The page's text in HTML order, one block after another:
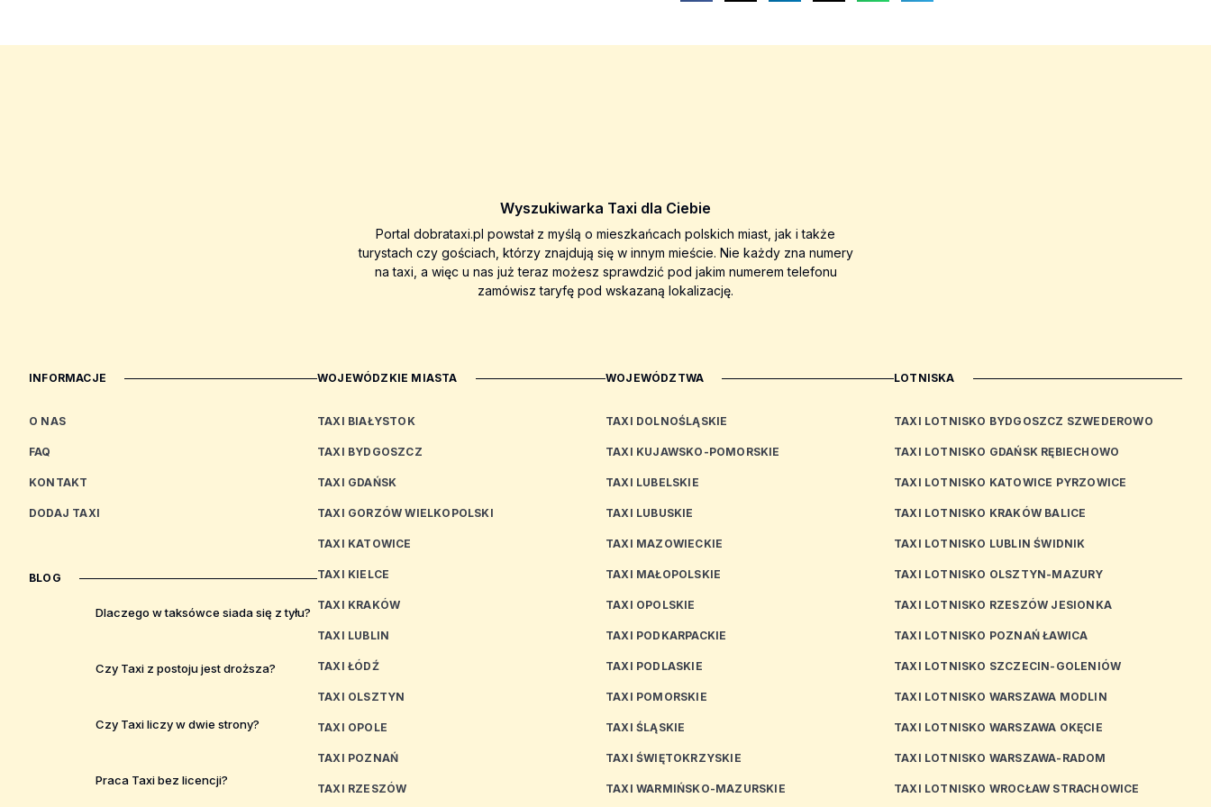
Wyszukiwarka Taxi dla Ciebie
Portal dobrataxi.pl powstał z myślą o mieszkańcach polskich miast, jak i także
turystach czy gościach, którzy znajdują się w innym mieście. Nie każdy zna numery
na taxi, a więc u nas już teraz możesz sprawdzić pod jakim numerem telefonu
zamówisz taryfę pod wskazaną lokalizację.
INFORMACJE
O NAS
FAQ
KONTAKT
DODAJ TAXI
BLOG
Dlaczego w taksówce siada się z tyłu?
Czy Taxi z postoju jest droższa?
Czy Taxi liczy w dwie strony?
Praca Taxi bez licencji?
WOJEWÓDZKIE MIASTA
TAXI BIAŁYSTOK
TAXI BYDGOSZCZ
TAXI GDAŃSK
TAXI GORZÓW WIELKOPOLSKI
TAXI KATOWICE
TAXI KIELCE
TAXI KRAKÓW
TAXI LUBLIN
TAXI ŁÓDŹ
TAXI OLSZTYN
TAXI OPOLE
TAXI POZNAŃ
TAXI RZESZÓW
WOJEWÓDZTWA
TAXI DOLNOŚLĄSKIE
TAXI KUJAWSKO-POMORSKIE
TAXI LUBELSKIE
TAXI LUBUSKIE
TAXI MAZOWIECKIE
TAXI MAŁOPOLSKIE
TAXI OPOLSKIE
TAXI PODKARPACKIE
TAXI PODLASKIE
TAXI POMORSKIE
TAXI ŚLĄSKIE
TAXI ŚWIĘTOKRZYSKIE
TAXI WARMIŃSKO-MAZURSKIE
LOTNISKA
TAXI LOTNISKO BYDGOSZCZ SZWEDEROWO
TAXI LOTNISKO GDAŃSK RĘBIECHOWO
TAXI LOTNISKO KATOWICE PYRZOWICE
TAXI LOTNISKO KRAKÓW BALICE
TAXI LOTNISKO LUBLIN ŚWIDNIK
TAXI LOTNISKO OLSZTYN-MAZURY
TAXI LOTNISKO RZESZÓW JESIONKA
TAXI LOTNISKO POZNAŃ ŁAWICA
TAXI LOTNISKO SZCZECIN-GOLENIÓW
TAXI LOTNISKO WARSZAWA MODLIN
TAXI LOTNISKO WARSZAWA OKĘCIE
TAXI LOTNISKO WARSZAWA-RADOM
TAXI LOTNISKO WROCŁAW STRACHOWICE